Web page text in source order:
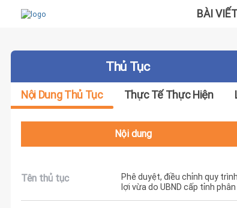
BÀI
Thủ Tục
Nội Dung Thủ Tục Thực Tế Thực Hiện
Nội dung
Tên thủ tục
Phê duyệt, điều chỉnh quy
lợi vừa do UBND cấp tỉnh